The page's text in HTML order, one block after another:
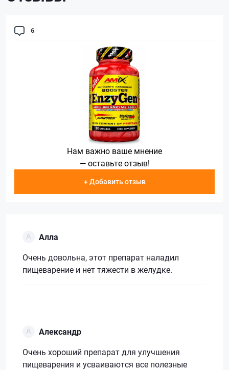
6
Нам важно ваше мнение
— оставьте отзыв!
+ Добавить отзыв
Алла
Очень довольна, этот препарат наладил
пищеварение и нет тяжести в желудке.
Александр
Очень хороший препарат для улучшения
пищеварения и усваиваются все полезные